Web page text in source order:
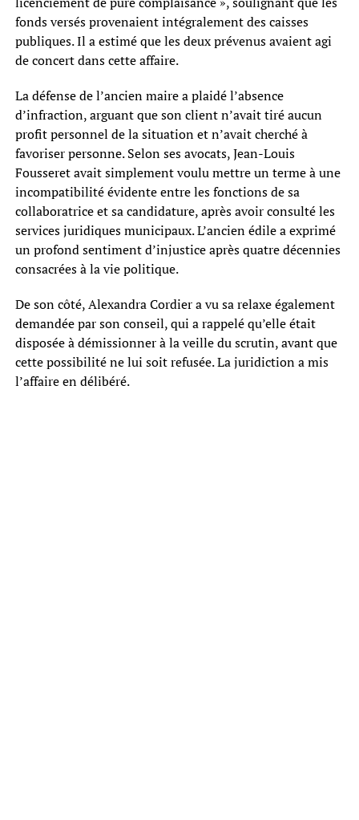
fonds versés provenaient intégralement des caisses
publiques. Il a estimé que les deux prévenus avaient agi
de concert dans cette affaire.
La défense de l’ancien maire a plaidé l’absence
d’infraction, arguant que son client n’avait tiré aucun
profit personnel de la situation et n’avait cherché à
favoriser personne. Selon ses avocats, Jean-Louis
Fousseret avait simplement voulu mettre un terme à une
incompatibilité évidente entre les fonctions de sa
collaboratrice et sa candidature, après avoir consulté les
services juridiques municipaux. L’ancien édile a exprimé
un profond sentiment d’injustice après quatre décennies
consacrées à la vie politique.
De son côté, Alexandra Cordier a vu sa relaxe également
demandée par son conseil, qui a rappelé qu’elle était
disposée à démissionner à la veille du scrutin, avant que
cette possibilité ne lui soit refusée. La juridiction a mis
l’affaire en délibéré.